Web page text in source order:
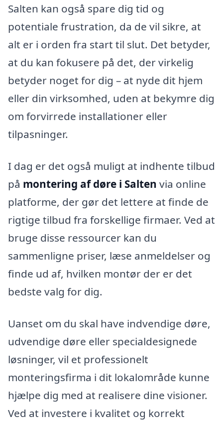
Salten kan også spare dig tid og
potentiale frustration, da de vil sikre, at
alt er i orden fra start til slut. Det betyder,
at du kan fokusere på det, der virkelig
betyder noget for dig – at nyde dit hjem
eller din virksomhed, uden at bekymre dig
om forvirrede installationer eller
tilpasninger.
I dag er det også muligt at indhente tilbud
på montering af døre i Salten via online
platforme, der gør det lettere at finde de
rigtige tilbud fra forskellige firmaer. Ved at
bruge disse ressourcer kan du
sammenligne priser, læse anmeldelser og
finde ud af, hvilken montør der er det
bedste valg for dig.
Uanset om du skal have indvendige døre,
udvendige døre eller specialdesignede
løsninger, vil et professionelt
monteringsfirma i dit lokalområde kunne
hjælpe dig med at realisere dine visioner.
Ved at investere i kvalitet og korrekt